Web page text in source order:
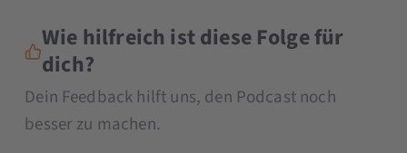
Wie hilfreich ist diese Folge für
dich?
Dein Feedback hilft uns, den Podcast noch
besser zu machen.